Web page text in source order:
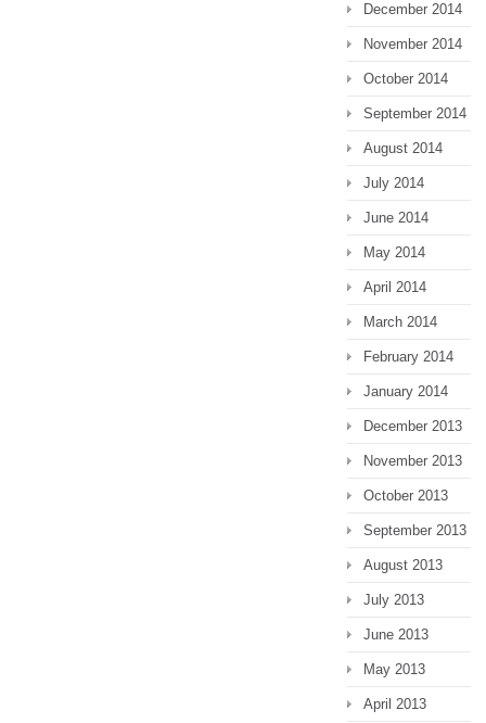
December 2014
November 2014
October 2014
September 2014
August 2014
July 2014
June 2014
May 2014
April 2014
March 2014
February 2014
January 2014
December 2013
November 2013
October 2013
September 2013
August 2013
July 2013
June 2013
May 2013
April 2013